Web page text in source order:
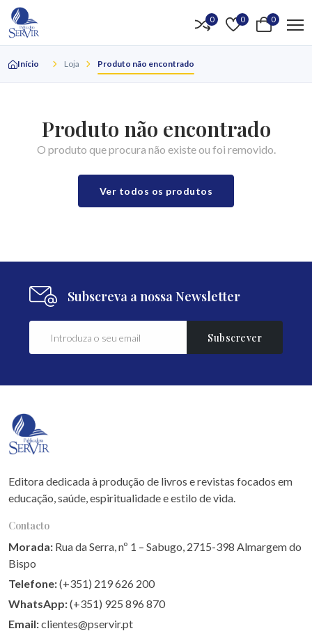
0 0 0
Início Loja Produto não encontrado
Produto não encontrado
O produto que procura não existe ou foi removido.
Ver todos os produtos
Subscreva a nossa Newsletter
Subscrever
Editora dedicada à produção de livros e revistas focados em
educação, saúde, espiritualidade e estilo de vida.
Contacto
Morada: Rua da Serra, nº 1 – Sabugo, 2715-398 Almargem do
Bispo
Telefone:(+351) 219 626 200
WhatsApp:(+351) 925 896 870
Email:clientes@pservir.pt